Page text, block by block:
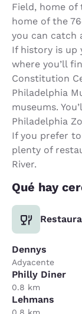
Field, home of
home of the
you can catch
If history is up
where you’ll
Constitution
Philadelphia
museums.
Philadelphia
If you prefer
plenty of
River.
Qué hay
Dennys
Adyacente
Philly Diner
0.8 km
Lehmans
0.8 km